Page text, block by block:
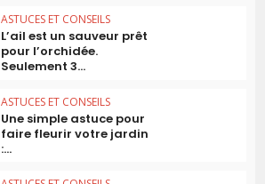
ASTUCES ET CONSEILS
L’ail est un sauveur prêt
pour l’orchidée.
Seulement 3...
ASTUCES ET CONSEILS
Une simple astuce pour
faire fleurir votre jardin
:...